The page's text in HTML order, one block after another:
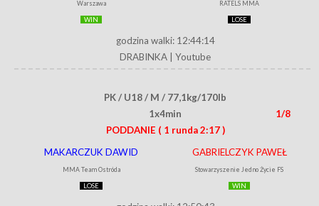
Warszawa
WIN
RATELS MMA
LOSE
godzina walki: 12:44:14
DRABINKA
Youtube
PK / U18 / M / 77,1kg/170lb
1x4min
1/8
PODDANIE ( 1 runda 2:17 )
MAKARCZUK DAWID
MMA Team Ostróda
LOSE
GABRIELCZYK PAWEŁ
Stowarzyszenie Jedno Życie FS
WIN